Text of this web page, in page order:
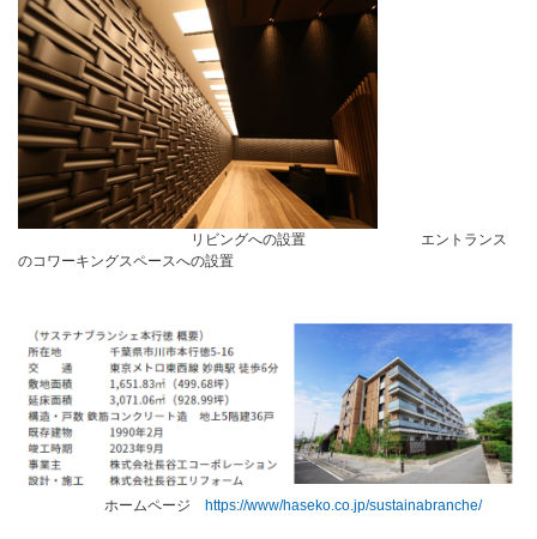
リビングへの設置 エントランス
のコワーキングスペースへの設置
ホームページ https://www/haseko.co.jp/sustainabranche/